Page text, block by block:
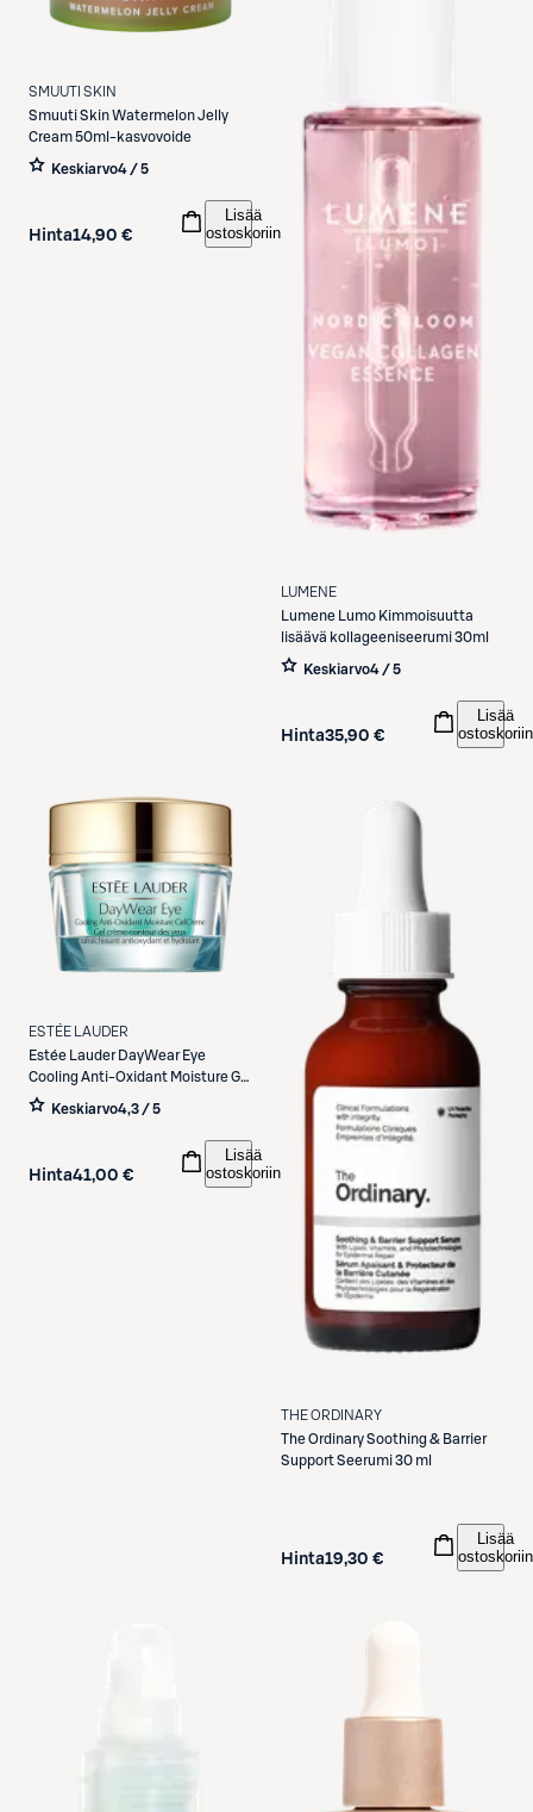
SMUUTI SKIN
Smuuti SkinWatermelon Jelly
Cream 50ml-kasvovoide
Keskiarvo4 / 5
Hinta14,90 €
Lisää
ostoskoriin
LUMENE
Lumene
Lumo Kimmoisuutta
lisäävä kollageeniseerumi 30ml
Keskiarvo4 / 5
Hinta35,90 €
Lisää
ostoskoriin
ESTÉE LAUDER
Estée Lauder DayWear Eye
Cooling Anti-Oxidant Moisture Gel
Creme silmänympärysvoide 15 ml
Keskiarvo4,3 / 5
Hinta41,00 €
Lisää
ostoskoriin
THE ORDINARY
The OrdinarySoothing & Barrier
Support Seerumi 30 ml
Hinta19,30 €
Lisää
ostoskoriin